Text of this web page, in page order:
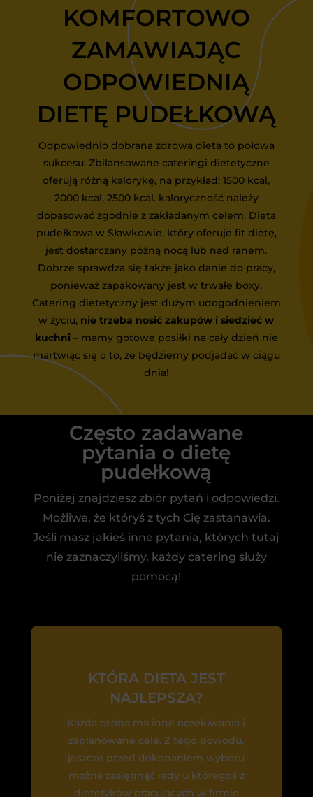
KOMFORTOWO
ZAMAWIAJĄC
ODPOWIEDNIĄ
DIETĘ PUDEŁKOWĄ
Odpowiednio dobrana zdrowa dieta to połowa
sukcesu. Zbilansowane cateringi dietetyczne
oferują różną kalorykę, na przykład: 1500 kcal,
2000 kcal, 2500 kcal. kaloryczność należy
dopasować zgodnie z zakładanym celem. Dieta
pudełkowa w Sławkowie, który oferuje fit dietę,
jest dostarczany późną nocą lub nad ranem.
Dobrze sprawdza się także jako danie do pracy,
ponieważ zapakowany jest w trwałe boxy.
Catering dietetyczny jest dużym udogodnieniem
w życiu, nie trzeba nosić zakupów i siedzieć w
kuchni– mamy gotowe posiłki na cały dzień nie
martwiąc się o to, że będziemy podjadać w ciągu
dnia!
Często zadawane
pytania o dietę
pudełkową
Poniżej znajdziesz zbiór pytań i odpowiedzi.
Możliwe, że któryś z tych Cię zastanawia.
Jeśli masz jakieś inne pytania, których tutaj
nie zaznaczyliśmy, każdy catering służy
pomocą!
KTÓRA DIETA JEST
NAJLEPSZA?
Każda osoba ma inne oczekiwania i
zaplanowane cele. Z tego powodu,
jeszcze przed dokonaniem wyboru
można zasięgnąć rady u któregoś z
dietetyków pracujących w firmie